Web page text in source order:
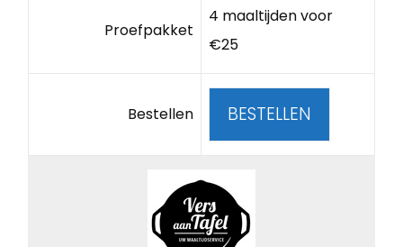
Proefpakket
4 maaltijden voor
€25
Bestellen BESTELLEN